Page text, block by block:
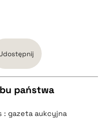
państwa
: gazeta aukcyjna